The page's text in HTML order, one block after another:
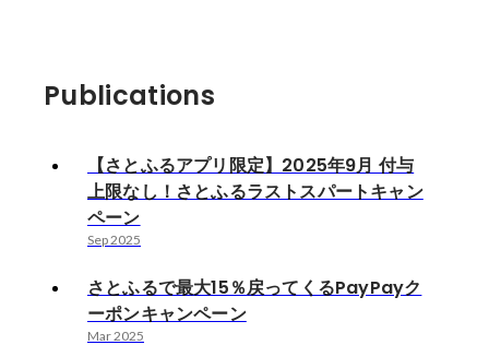
Publications
【さとふるアプリ限定】2025年9月 付与
上限なし！さとふるラストスパートキャン
ペーン
Sep 2025
さとふるで最大15％戻ってくるPayPayク
ーポンキャンペーン
Mar 2025